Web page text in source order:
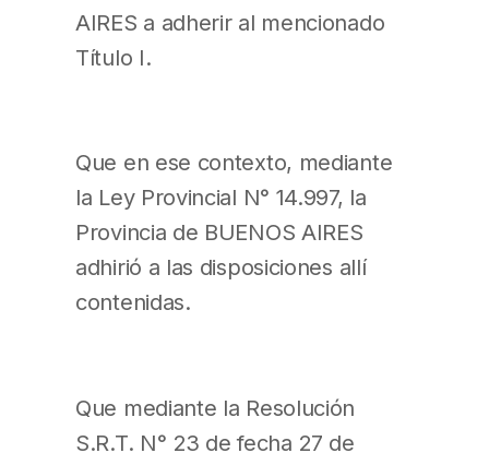
AIRES a adherir al mencionado
Título I.
Que en ese contexto, mediante
la Ley Provincial N° 14.997, la
Provincia de BUENOS AIRES
adhirió a las disposiciones allí
contenidas.
Que mediante la Resolución
S.R.T. N° 23 de fecha 27 de